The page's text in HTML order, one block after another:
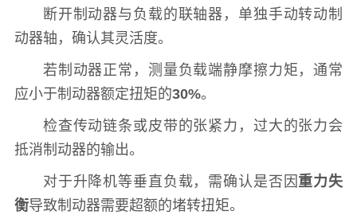
断开制动器与负载的联轴器，单独手动转动制
动器轴，确认其灵活度。
若制动器正常，测量负载端静摩擦力矩，通常
应小于制动器额定扭矩的30%。
检查传动链条或皮带的张紧力，过大的张力会
抵消制动器的输出。
对于升降机等垂直负载，需确认是否因 重力失
衡导致制动器需要超额的堵转扭矩。